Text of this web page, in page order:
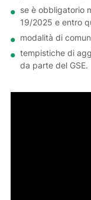
se è obbligatorio
19/2025 e entro
modalità di
tempistiche di
da parte del GSE.